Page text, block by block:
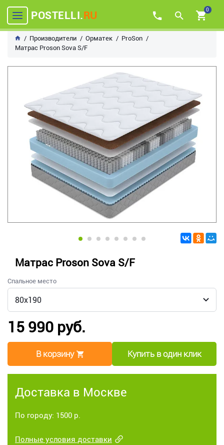
POSTELLI.RU 0
Производители Орматек
ProSon
Матрас Proson Sova S/F
Матрас Proson Sova S/F
Спальное место
15 990 руб.
В корзину Купить в один клик
Доставка в Москве
По городу: 1500 р.
Полные условия доставки